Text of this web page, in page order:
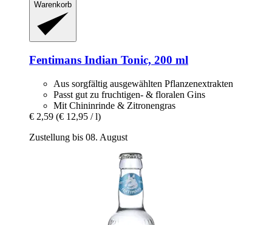
Warenkorb
Fentimans Indian Tonic, 200 ml
Aus sorgfältig ausgewählten Pflanzenextrakten
Passt gut zu fruchtigen- & floralen Gins
Mit Chininrinde & Zitronengras
€ 2,59 (€ 12,95 / l)
Zustellung bis 08. August